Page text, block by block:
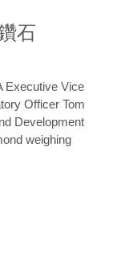
石
Executive Vice
Officer Tom
Development
weighing